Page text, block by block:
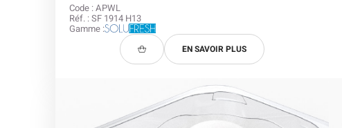
Code : APWL
Réf. : SF 1914 H13
Gamme :
EN SAVOIR PLUS